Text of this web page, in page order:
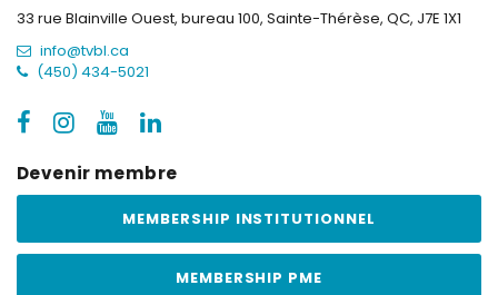
33 rue Blainville Ouest, bureau 100, Sainte-Thérèse, QC, J7E 1X1
info@tvbl.ca
(450) 434-5021
Devenir membre
MEMBERSHIP INSTITUTIONNEL
MEMBERSHIP PME